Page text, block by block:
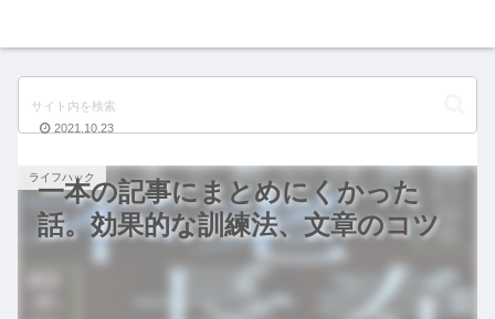
一本の記事にまとめにくかった
話。効果的な訓練法、文章のコツ
ライフハック
2021.10.23